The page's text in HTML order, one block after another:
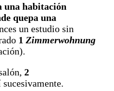
una habitación
quepa una
un estudio sin
1 Zimmerwohnung
2
sucesivamente.